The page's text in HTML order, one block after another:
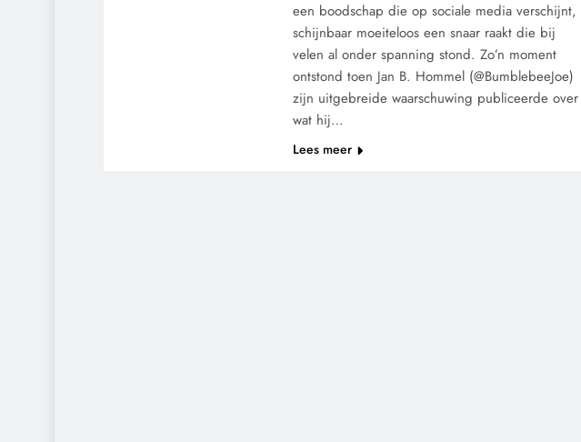
een boodschap die op sociale media verschijnt,
schijnbaar moeiteloos een snaar raakt die bij
velen al onder spanning stond. Zo’n moment
ontstond toen Jan B. Hommel (@BumblebeeJoe)
zijn uitgebreide waarschuwing publiceerde over
wat hij…
Lees meer